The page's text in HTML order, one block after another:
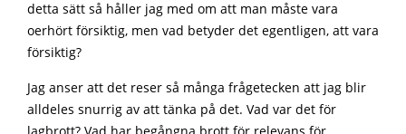
detta sätt så håller jag med om att man måste vara
oerhört försiktig, men vad betyder det egentligen, att vara
försiktig?
Jag anser att det reser så många frågetecken att jag blir
alldeles snurrig av att tänka på det. Vad var det för